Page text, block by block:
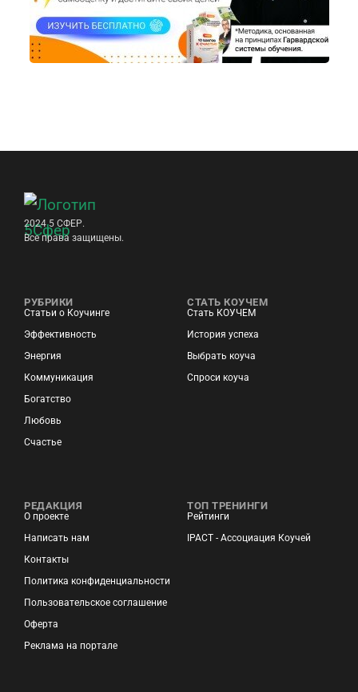
2024 5 СФЕР.
Все права защищены.
РУБРИКИ
Статьи о Коучинге
Эффективность
Энергия
Коммуникация
Богатство
Любовь
Счастье
СТАТЬ КОУЧЕМ
Стать КОУЧЕМ
История успеха
Выбрать коуча
Спроси коуча
РЕДАКЦИЯ
О проекте
Написать нам
Контакты
Политика конфиденциальности
Пользовательское соглашение
Оферта
Реклама на портале
ТОП ТРЕНИНГИ
Рейтинги
IPACT - Ассоциация Коучей